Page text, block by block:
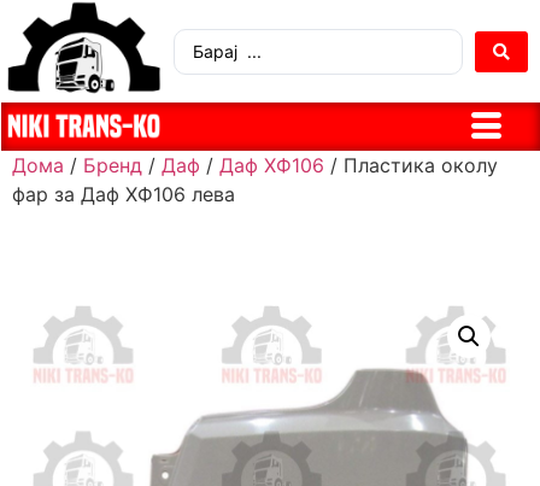
Дома / Бренд / Даф / Даф ХФ106 / Пластика околу
фар за Даф ХФ106 лева